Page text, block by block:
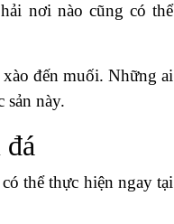
nơi nào cũng có thể
đến muối. Những ai
sản này.
thể thực hiện ngay tại